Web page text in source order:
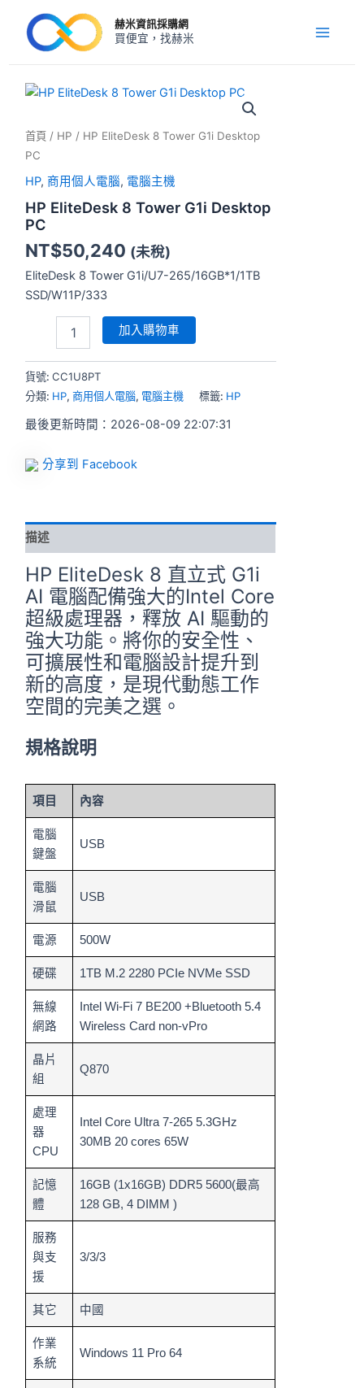
赫米資訊採購網
買便宜，找赫米
Menu
首頁 / HP / HP EliteDesk 8 Tower G1i Desktop
PC
HP,商用個人電腦, 電腦主機
HP EliteDesk 8 Tower G1i Desktop
PC
NT$50,240 (未稅)
EliteDesk 8 Tower G1i/U7-265/16GB*1/1TB
SSD/W11P/333
HP
Tower
G1i
PC
數
量
加入購物車
貨號:CC1U8PT
分類: HP,商用個人電腦, 電腦主機 標籤: HP
最後更新時間：2026-08-09 22:07:31
分享到 Facebook
描述
HP EliteDesk 8 直立式 G1i
AI 電腦配備強大的Intel Core
超級處理器，釋放 AI 驅動的
強大功能。將你的安全性、
可擴展性和電腦設計提升到
新的高度，是現代動態工作
空間的完美之選。
規格說明
項目 內容
電腦
鍵盤
USB
電腦
滑鼠
USB
電源 500W
硬碟 1TB M.2 2280 PCIe NVMe SSD
無線
網路
Intel Wi-Fi 7 BE200 +Bluetooth 5.4
Wireless Card non-vPro
晶片
組
Q870
處理
器
CPU
Intel Core Ultra 7-265 5.3GHz
30MB 20 cores 65W
記憶
體
16GB (1x16GB) DDR5 5600(最高
128 GB, 4 DIMM )
服務
與支
援
3/3/3
其它 中國
作業
系統
Windows 11 Pro 64